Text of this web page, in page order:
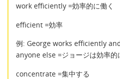
work efficiently =効率的に働く
efficient =効率
例: George works efficiently
anyone else =ジョージは効率的
concentrate =集中する